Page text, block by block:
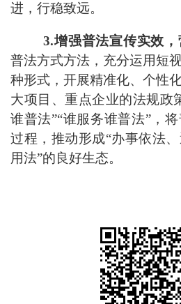
进，行稳致远。
3.增强普法宣传实效
普法方式方法，充分运用短
种形式，开展精准化、个性
大项目、重点企业的法规政
谁普法”“谁服务谁普法”，
过程，推动形成“办事依法
用法”的良好生态。